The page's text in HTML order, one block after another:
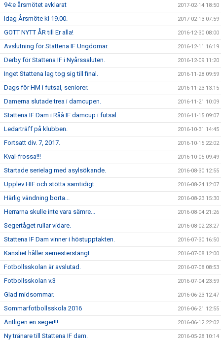
94:e årsmötet avklarat 2017-02-14 18:50
Idag Årsmöte kl 19.00. 2017-02-13 07:59
GOTT NYTT ÅR till Er alla! 2016-12-30 08:00
Avslutning för Stattena IF Ungdomar. 2016-12-11 16:19
Derby för Stattena IF i Nyårssaluten. 2016-12-09 11:20
Inget Stattena lag tog sig till final. 2016-11-28 09:59
Dags för HM i futsal, seniorer. 2016-11-23 13:15
Damerna slutade trea i damcupen. 2016-11-21 10:09
Stattena IF Dam i Råå IF damcup i futsal. 2016-11-15 09:07
Ledarträff på klubben. 2016-10-31 14:45
Fortsatt div. 7, 2017. 2016-10-15 22:02
Kval-frossa!!! 2016-10-05 09:49
Startade serielag med asylsökande. 2016-08-30 12:55
Upplev HIF och stötta samtidigt... 2016-08-24 12:07
Härlig vändning borta... 2016-08-23 15:30
Herrarna skulle inte vara sämre... 2016-08-04 21:26
Segertåget rullar vidare. 2016-08-02 23:27
Stattena IF Dam vinner i höstupptakten. 2016-07-30 16:50
Kansliet håller semesterstängt. 2016-07-08 12:00
Fotbollsskolan är avslutad. 2016-07-08 08:53
Fotbollsskolan v.3 2016-07-04 23:59
Glad midsommar. 2016-06-23 12:47
Sommarfotbollsskola 2016 2016-06-21 12:55
Äntligen en seger!!! 2016-06-12 22:02
Ny tränare till Stattena IF dam. 2016-05-28 10:14